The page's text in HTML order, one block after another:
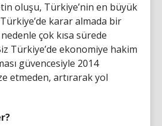
oluşu, Türkiye’nin en büyük
Türkiye’de karar almada bir
çok kısa sürede
Türkiye’de ekonomiye hakim
güvencesiyle 2014
etmeden, artırarak yol